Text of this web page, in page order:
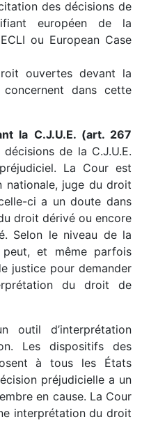
des décisions de
européen de la
ou European Case
ouvertes devant la
dans cette
la C.J.U.E. (art. 267
de la C.J.U.E.
La Cour est
nationale, juge du droit
ci a un doute dans
droit dérivé ou encore
Selon le niveau de la
et même parfois
justice pour demander
du droit de
outil d’interprétation
Les dispositifs des
à tous les États
préjudicielle a un
en cause. La Cour
interprétation du droit